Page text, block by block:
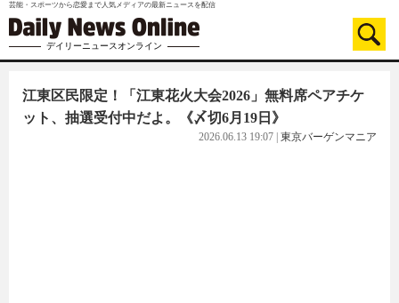
芸能・スポーツから恋愛まで人気メディアの最新ニュースを配信
デイリーニュースオンライン
江東区民限定！「江東花火大会2026」無料席ペアチケ
ット、抽選受付中だよ。《〆切6月19日》
2026.06.13 19:07 東京バーゲンマニア